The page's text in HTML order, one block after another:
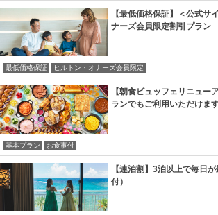
【最低価格保証】＜公式サ
ナーズ会員限定割引プラン
最低価格保証 ヒルトン・オナーズ会員限定
【朝食ビュッフェリニュー
ランでもご利用いただけま
基本プラン お食事付
【連泊割】3泊以上で毎日
付）